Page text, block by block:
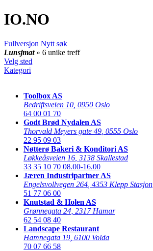
IO.NO
Fullversjon Nytt søk
Lunsjmat » 6 unike treff
Velg sted
Kategori
Toolbox AS
Bedriftsveien 10 0950 Oslo
64 00 01 70
Godt Brød Nydalen AS
Thorvald Meyers gate 49 0555 Oslo
22 95 09 03
Nøtterø Bakeri & Konditori AS
Løkkeåsveien 16 3138 Skallestad
33 35 10 70 08.00-16.00
Jæren Industripartner AS
Engelsvollvegen 264 4353 Klepp Stasjon
51 77 06 00
Knutstad & Holen AS
Grønnegata 24 2317 Hamar
62 54 08 40
Landscape Restaurant
Hamnegata 19 6100 Volda
70 07 66 58